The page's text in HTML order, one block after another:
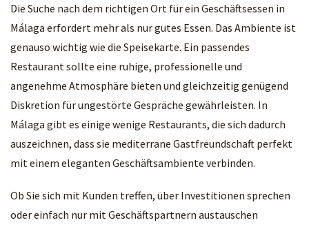
Die Suche nach dem richtigen Ort für ein Geschäftsessen in
Málaga erfordert mehr als nur gutes Essen. Das Ambiente ist
genauso wichtig wie die Speisekarte. Ein passendes
Restaurant sollte eine ruhige, professionelle und
angenehme Atmosphäre bieten und gleichzeitig genügend
Diskretion für ungestörte Gespräche gewährleisten. In
Málaga gibt es einige wenige Restaurants, die sich dadurch
auszeichnen, dass sie mediterrane Gastfreundschaft perfekt
mit einem eleganten Geschäftsambiente verbinden.
Ob Sie sich mit Kunden treffen, über Investitionen sprechen
oder einfach nur mit Geschäftspartnern austauschen